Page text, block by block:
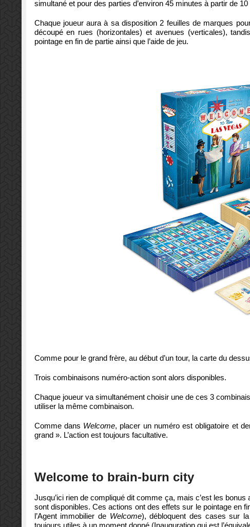
simultané et pour des parties d’environ 45 minutes à partir de 10
Chaque joueur aura à sa disposition 2 feuilles de marques
découpé en rues (horizontales) et avenues (verticales),
pointage en fin de partie ainsi que l’aide de jeu.
Comme pour le grand frère, au début d’un tour, la carte du
Trois combinaisons numéro-action sont alors disponibles.
Chaque joueur va simultanément choisir une de ces 3
utiliser la même combinaison.
Comme dans Welcome, placer un numéro est obligatoire et
grand ». L’action est toujours facultative.
Welcome to brain-burn city
Jusqu’ici rien de compliqué dit comme ça, mais c’est les
sont disponibles. Ces actions ont des effets sur le pointage en
l’Agent immobilier de Welcome), débloquent des cases sur